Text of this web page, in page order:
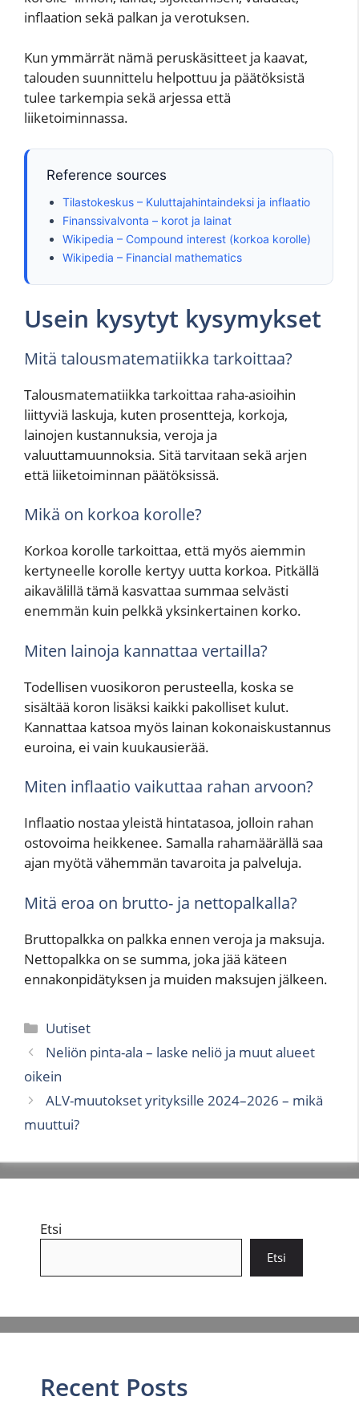
inflaation sekä palkan ja verotuksen.
Kun ymmärrät nämä peruskäsitteet ja kaavat,
talouden suunnittelu helpottuu ja päätöksistä
tulee tarkempia sekä arjessa että
liiketoiminnassa.
Reference sources
Tilastokeskus – Kuluttajahintaindeksi ja inflaatio
Finanssivalvonta – korot ja lainat
Wikipedia – Compound interest (korkoa korolle)
Wikipedia – Financial mathematics
Usein kysytyt kysymykset
Mitä talousmatematiikka tarkoittaa?
Talousmatematiikka tarkoittaa raha-asioihin
liittyviä laskuja, kuten prosentteja, korkoja,
lainojen kustannuksia, veroja ja
valuuttamuunnoksia. Sitä tarvitaan sekä arjen
että liiketoiminnan päätöksissä.
Mikä on korkoa korolle?
Korkoa korolle tarkoittaa, että myös aiemmin
kertyneelle korolle kertyy uutta korkoa. Pitkällä
aikavälillä tämä kasvattaa summaa selvästi
enemmän kuin pelkkä yksinkertainen korko.
Miten lainoja kannattaa vertailla?
Todellisen vuosikoron perusteella, koska se
sisältää koron lisäksi kaikki pakolliset kulut.
Kannattaa katsoa myös lainan kokonaiskustannus
euroina, ei vain kuukausierää.
Miten inflaatio vaikuttaa rahan arvoon?
Inflaatio nostaa yleistä hintatasoa, jolloin rahan
ostovoima heikkenee. Samalla rahamäärällä saa
ajan myötä vähemmän tavaroita ja palveluja.
Mitä eroa on brutto- ja nettopalkalla?
Bruttopalkka on palkka ennen veroja ja maksuja.
Nettopalkka on se summa, joka jää käteen
ennakonpidätyksen ja muiden maksujen jälkeen.
Kategoriat
Uutiset
Neliön pinta-ala – laske neliö ja muut alueet
oikein
ALV-muutokset yrityksille 2024–2026 – mikä
muuttui?
Etsi
Etsi
Recent Posts